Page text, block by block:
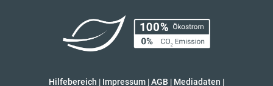
Hilfebereich | Impressum |AGB | Mediadaten |